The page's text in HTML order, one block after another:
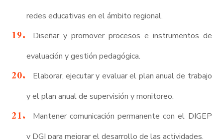
redes educativas en el ámbito regional.
Diseñar y promover procesos e instrumentos de
evaluación y gestión pedagógica.
Elaborar, ejecutar y evaluar el plan anual de trabajo
y el plan anual de supervisión y monitoreo.
Mantener comunicación permanente con el DIGEP
y DGI para mejorar el desarrollo de las actividades.